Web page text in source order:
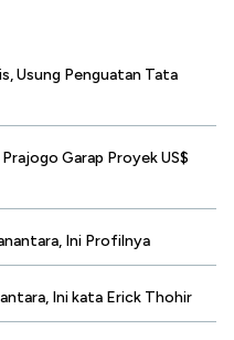
Usung Penguatan Tata
Garap Proyek US$
Ini Profilnya
Ini kata Erick Thohir